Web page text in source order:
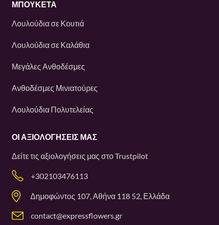
ΜΠΟΥΚΕΤΑ
Λουλούδια σε Κουτιά
Λουλούδια σε Καλάθια
Μεγάλες Ανθοδέσμες
Ανθοδέσμες Μινιατούρες
Λουλούδια Πολυτελείας
ΟΙ ΑΞΙΟΛΟΓΉΣΕΙΣ ΜΑΣ
Δείτε τις αξιολογήσεις μας στοTrustpilot
+302103476113
Δημοφώντος 107, Αθήνα 118 52, Ελλάδα
contact@expressflowers.gr